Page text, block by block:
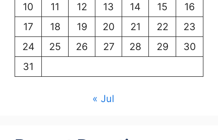
10
11 12 13 14 15
16
17
18 19 20 21 22
23
24
25 26 27 28 29
30
31
« Jul